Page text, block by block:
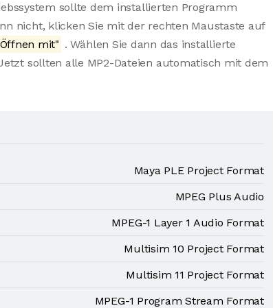
sollte dem installierten Programm
nicht, klicken Sie mit der rechten Maustaste auf
mit" . Wählen Sie dann das installierte
sollten alle MP2-Dateien automatisch mit dem
Maya PLE Project Format
MPEG Plus Audio
MPEG-1 Layer 1 Audio Format
Multisim 10 Project Format
Multisim 11 Project Format
MPEG-1 Program Stream Format